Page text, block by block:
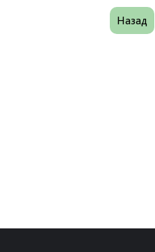
Назад